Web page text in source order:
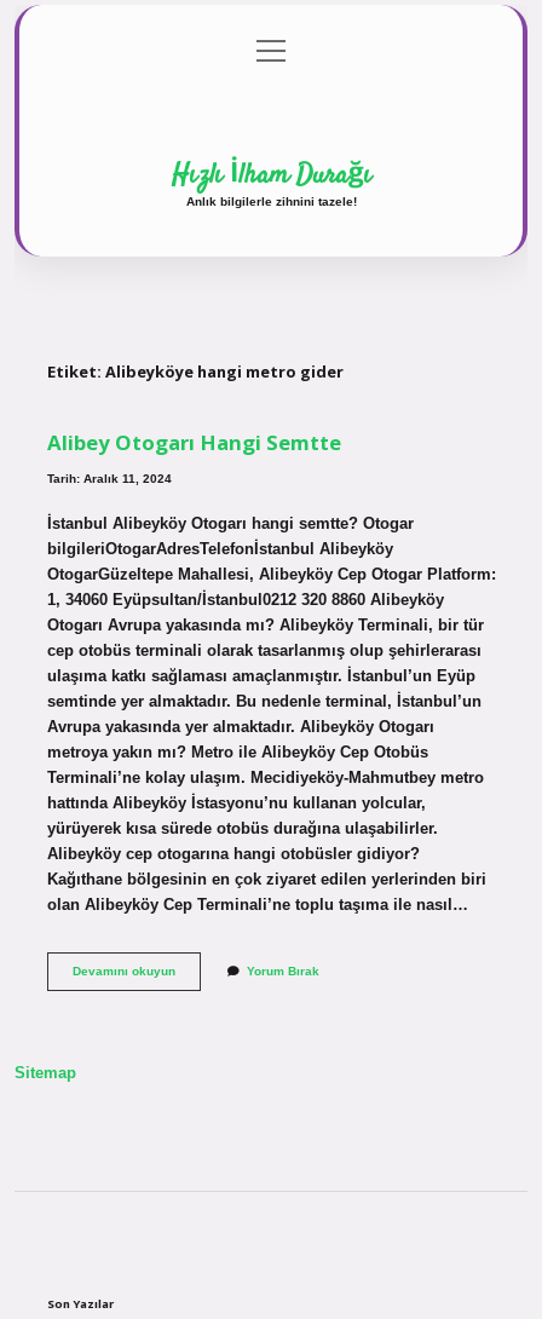
Gizlilik Politikası
menüyü
aç
Hızlı İlham Durağı
Anlık bilgilerle zihnini tazele!
Etiket: Alibeyköye hangi metro gider
Alibey Otogarı Hangi Semtte
Tarih: Aralık 11, 2024
İstanbul Alibeyköy Otogarı hangi semtte? Otogar
bilgileriOtogarAdresTelefonİstanbul Alibeyköy
OtogarGüzeltepe Mahallesi, Alibeyköy Cep Otogar Platform:
1, 34060 Eyüpsultan/İstanbul0212 320 8860 Alibeyköy
Otogarı Avrupa yakasında mı? Alibeyköy Terminali, bir tür
cep otobüs terminali olarak tasarlanmış olup şehirlerarası
ulaşıma katkı sağlaması amaçlanmıştır. İstanbul’un Eyüp
semtinde yer almaktadır. Bu nedenle terminal, İstanbul’un
Avrupa yakasında yer almaktadır. Alibeyköy Otogarı
metroya yakın mı? Metro ile Alibeyköy Cep Otobüs
Terminali’ne kolay ulaşım. Mecidiyeköy-Mahmutbey metro
hattında Alibeyköy İstasyonu’nu kullanan yolcular,
yürüyerek kısa sürede otobüs durağına ulaşabilirler.
Alibeyköy cep otogarına hangi otobüsler gidiyor?
Kağıthane bölgesinin en çok ziyaret edilen yerlerinden biri
olan Alibeyköy Cep Terminali’ne toplu taşıma ile nasıl…
Devamını okuyunAlibey
Yorum Bırak
Sitemap
Son Yazılar